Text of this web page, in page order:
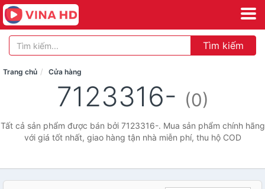
Tìm kiếm
Trang chủ Cửa hàng
7123316- (0)
Tất cả sản phẩm được bán bởi 7123316-. Mua sản phẩm chính hãng
với giá tốt nhất, giao hàng tận nhà miễn phí, thu hộ COD